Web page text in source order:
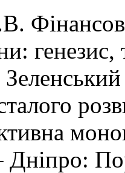
генезис,
Дніпро: